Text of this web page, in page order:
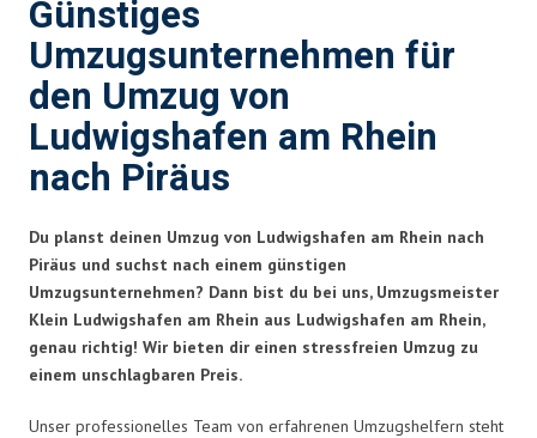
Günstiges
Umzugsunternehmen für
den Umzug von
Ludwigshafen am Rhein
nach Piräus
Du planst deinen Umzug von Ludwigshafen am Rhein nach
Piräus und suchst nach einem günstigen
Umzugsunternehmen? Dann bist du bei uns, Umzugsmeister
Klein Ludwigshafen am Rhein aus Ludwigshafen am Rhein,
genau richtig! Wir bieten dir einen stressfreien Umzug zu
einem unschlagbaren Preis.
Unser professionelles Team von erfahrenen Umzugshelfern steht